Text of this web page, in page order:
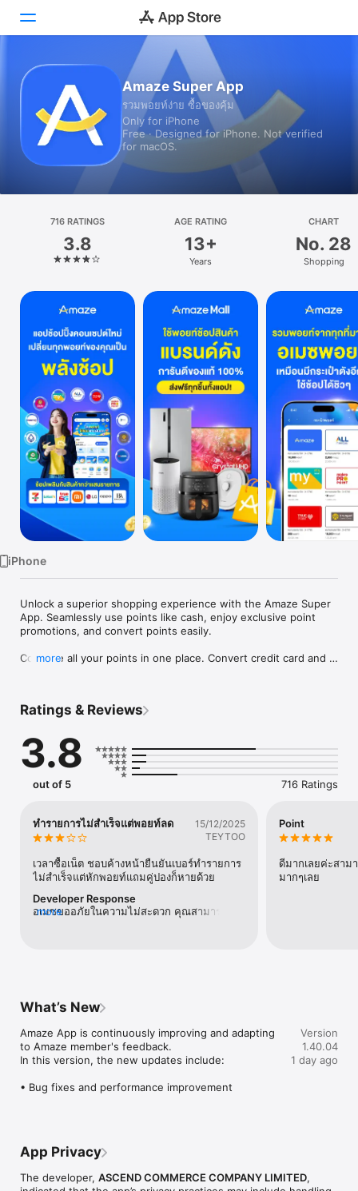
Games
Apps
Platform
iPhone
iPad
Watch
Amaze Super App
รวมพอยท์ง่าย ซื้อของคุ้ม
Only for iPhone
Free · Designed for iPhone. Not verified
for macOS.
716 RATINGS
3.8
AGE RATING
13+
Years
CHART
No. 28
Shopping
iPhone
Unlock a superior shopping experience with the Amaze Super
App. Seamlessly use points like cash, enjoy exclusive point
promotions, and convert points easily.
Combine all your points in one place. Convert credit card and
Shop from 7-Eleven, Lotus’s, and Amaze Mall with over
enjoying instant delivery.
As an Amaze member, gain access to memberships and
benefits from ALL member, My Lotus’s, and Makro Pro, plus
more
Ratings & Reviews
3.8
out of 5 716 Ratings
ทำรายการไม่สำเร็จแต่พอยท์ลด
15/12/2025
TEYTOO
เวลาซื้อเน็ต ชอบค้างหน้ายืนยันเบอร์ทำรายการ
ไม่สำเร็จแต่หักพอยท์แถมคู่ปองก็หายด้วย
Developer Response
อเมซขออภัยในความไม่สะดวก คุณสามารถแจ้ง
คำติชมของคุณ เราจะนำไปพัฒนาการให้บริการ
more
Point
ดีมากเลยค่ะสาม
มากๆเลย
What’s New
Amaze App is continuously improving and adapting
to Amaze member's feedback.
In this version, the new updates include:
• Bug fixes and performance improvement
Version
1.40.04
1 day ago
App Privacy
The developer, ASCEND COMMERCE COMPANY LIMITED,